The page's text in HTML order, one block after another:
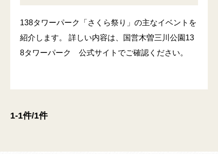
138タワーパーク「さくら祭り」の主なイベントを
紹介します。 詳しい内容は、国営木曽三川公園13
8タワーパーク 公式サイトでご確認ください。
1-1件/1件